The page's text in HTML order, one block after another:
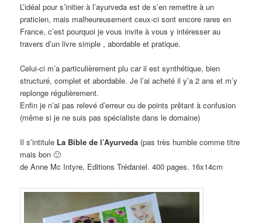
L’idéal pour s’initier à l’ayurveda est de s’en remettre à un
praticien, mais malheureusement ceux-ci sont encore rares en
France, c’est pourquoi je vous invite à vous y intéresser au
travers d’un livre simple , abordable et pratique.
Celui-ci m’a particulièrement plu car il est synthétique, bien
structuré, complet et abordable. Je l’ai acheté il y’a 2 ans et m’y
replonge régulièrement.
Enfin je n’ai pas relevé d’erreur ou de points prêtant à confusion
(même si je ne suis pas spécialiste dans le domaine)
Il s’intitule La Bible de l’Ayurveda (pas très humble comme titre
mais bon 🙂
de Anne Mc Intyre, Editions Trédaniel. 400 pages. 16x14cm